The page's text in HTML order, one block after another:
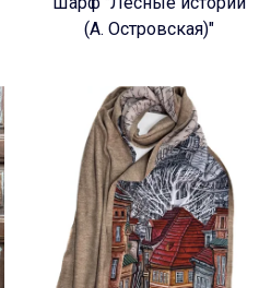
(А. Островская)"